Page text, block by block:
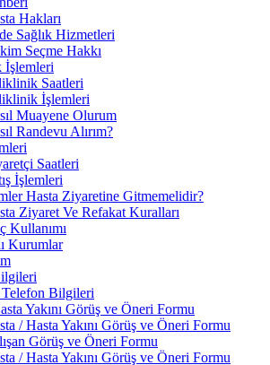
Hakları
Sağlık Hizmetleri
Seçme Hakkı
Saatleri
İşlemleri
Muayene Olurum
Randevu Alırım?
Saatleri
İşlemleri
Hasta Ziyaretine Gitmemelidir?
Ziyaret Ve Refakat Kuralları
Kullanımı
Kurumlar
Bilgileri
Yakını Görüş ve Öneri Formu
/ Hasta Yakını Görüş ve Öneri Formu
Görüş ve Öneri Formu
/ Hasta Yakını Görüş ve Öneri Formu